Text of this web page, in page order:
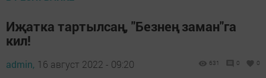
Иҗатка тартылсаң, "Безнең заман"га
кил!
admin, 16 август 2022 - 09:20 631 0 0